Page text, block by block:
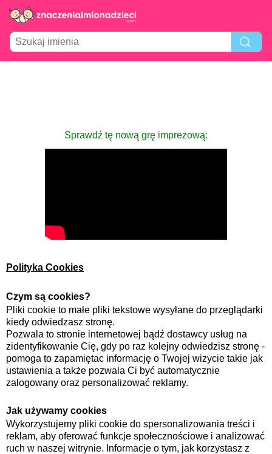
Sprawdź tę nową grę imprezową:
Polityka Cookies
Czym są cookies?
Pliki cookie to małe pliki tekstowe wysyłane do przeglądarki
kiedy odwiedzasz stronę.
Pozwala to stronie internetowej bądź dostawcy usług na
zidentyfikowanie Cię, gdy po raz kolejny odwiedzisz stronę -
pomoga to zapamiętac informację o Twojej wizycie takie jak
ustawienia a także pozwala Ci być automatycznie
zalogowany oraz personalizować reklamy.
Jak używamy cookies
Wykorzystujemy pliki cookie do spersonalizowania treści i
reklam, aby oferować funkcje społecznościowe i analizować
ruch w naszej witrynie. Informacje o tym, jak korzystasz z